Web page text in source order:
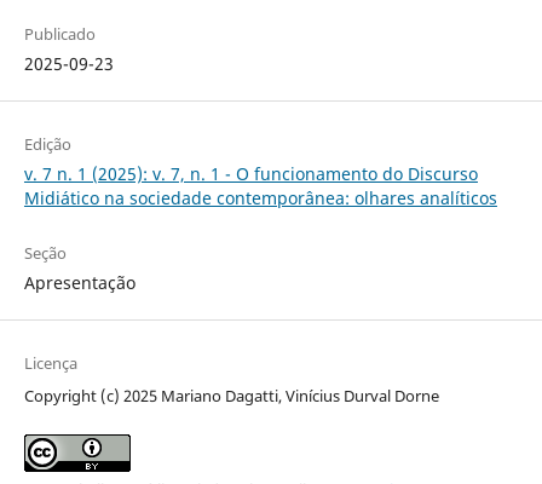
Publicado
2025-09-23
Edição
v. 7 n. 1 (2025): v. 7, n. 1 - O funcionamento do Discurso
Midiático na sociedade contemporânea: olhares analíticos
Seção
Apresentação
Licença
Copyright (c) 2025 Mariano Dagatti, Vinícius Durval Dorne